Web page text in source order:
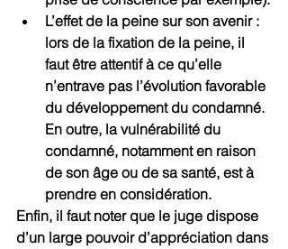
L’effet de la peine sur son avenir :
lors de la fixation de la peine, il
faut être attentif à ce qu’elle
n’entrave pas l’évolution favorable
du développement du condamné.
En outre, la vulnérabilité du
condamné, notamment en raison
de son âge ou de sa santé, est à
prendre en considération.
Enfin, il faut noter que le juge dispose
d’un large pouvoir d’appréciation dans